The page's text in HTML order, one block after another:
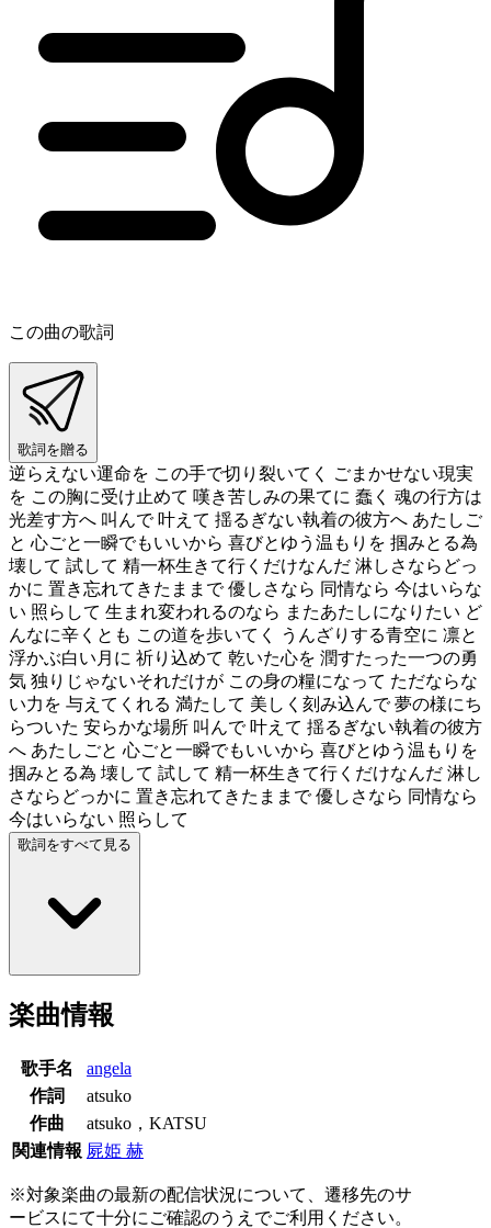
この曲の歌詞
歌詞を贈る
逆らえない運命を この手で切り裂いてく ごまかせない現実
を この胸に受け止めて 嘆き苦しみの果てに 蠢く 魂の行方は
光差す方へ 叫んで 叶えて 揺るぎない執着の彼方へ あたしご
と 心ごと一瞬でもいいから 喜びとゆう温もりを 掴みとる為
壊して 試して 精一杯生きて行くだけなんだ 淋しさならどっ
かに 置き忘れてきたままで 優しさなら 同情なら 今はいらな
い 照らして 生まれ変われるのなら またあたしになりたい ど
んなに辛くとも この道を歩いてく うんざりする青空に 凛と
浮かぶ白い月に 祈り込めて 乾いた心を 潤すたった一つの勇
気 独りじゃないそれだけが この身の糧になって ただならな
い力を 与えてくれる 満たして 美しく刻み込んで 夢の様にち
らついた 安らかな場所 叫んで 叶えて 揺るぎない執着の彼方
へ あたしごと 心ごと一瞬でもいいから 喜びとゆう温もりを
掴みとる為 壊して 試して 精一杯生きて行くだけなんだ 淋し
さならどっかに 置き忘れてきたままで 優しさなら 同情なら
今はいらない 照らして
歌詞をすべて見る
楽曲情報
歌手名
angela
作詞
atsuko
作曲
atsuko，KATSU
関連情報 屍姫 赫
※対象楽曲の最新の配信状況について、遷移先のサ
ービスにて十分にご確認のうえでご利用ください。